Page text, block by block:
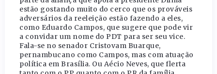
estão gostando muito do cerco que os prováveis
adversários da reeleição estão fazendo a eles,
como Eduardo Campos, que sugere que pode vir
a convidar um nome do PDT para ser seu vice.
Fala-se no senador Cristovam Buarque,
pernambucano como Campos, mas com atuação
política em Brasília. Ou Aécio Neves, que flerta